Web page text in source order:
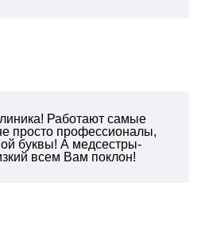
Работают самые
просто профессионалы,
буквы! А медсестры-
всем Вам поклон!